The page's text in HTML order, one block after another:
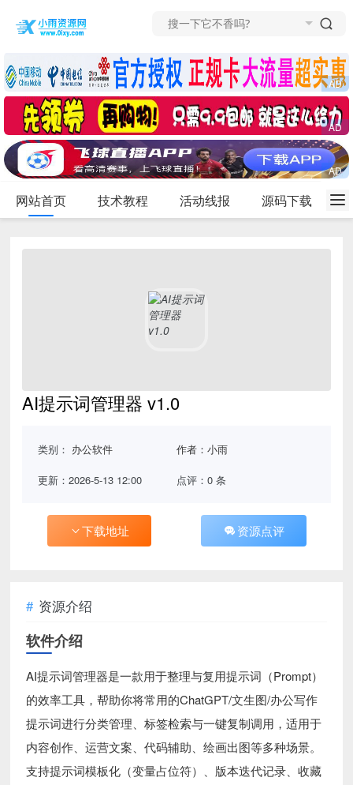
网站首页 技术教程 活动线报 源码下载
AI提示词管理器 v1.0
类别： 办公软件 作者：小雨
更新：2026-5-13 12:00 点评：0 条
下载地址 资源点评
资源介绍
软件介绍
AI提示词管理器是一款用于整理与复用提示词（Prompt）
的效率工具，帮助你将常用的ChatGPT/文生图/办公写作
提示词进行分类管理、标签检索与一键复制调用，适用于
内容创作、运营文案、代码辅助、绘画出图等多种场景。
支持提示词模板化（变量占位符）、版本迭代记录、收藏